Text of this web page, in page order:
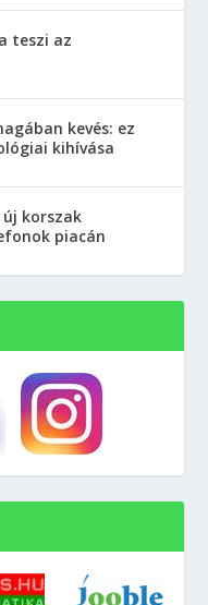
teszi az
kevés: ez
kihívása
korszak
piacán